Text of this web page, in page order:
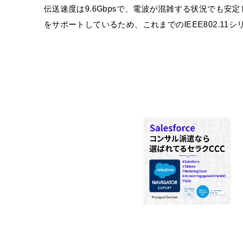
伝送速度は9.6Gbpsで、電波が混雑する状況でも安
をサポートしているため、これまでのIEEE802.11